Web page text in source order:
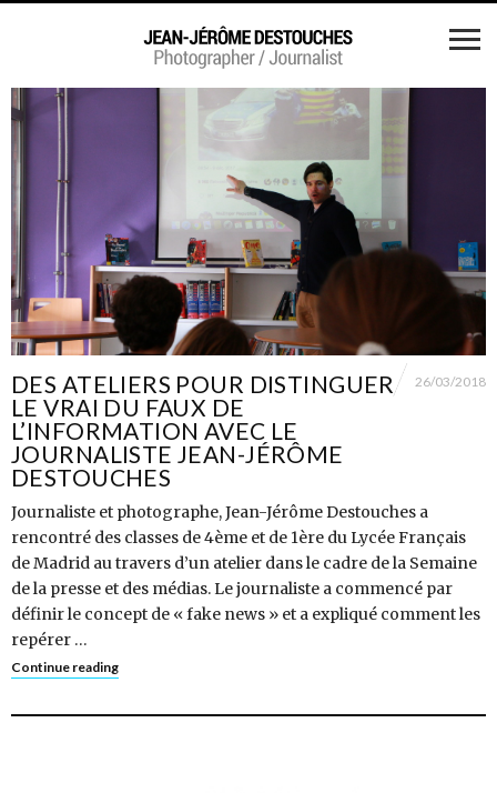
DES ATELIERS POUR DISTINGUER
LE VRAI DU FAUX DE
L’INFORMATION AVEC LE
JOURNALISTE JEAN-JÉRÔME
DESTOUCHES
26/03/2018
Journaliste et photographe, Jean-Jérôme Destouches a
rencontré des classes de 4ème et de 1ère du Lycée Français
de Madrid au travers d’un atelier dans le cadre de la Semaine
de la presse et des médias. Le journaliste a commencé par
définir le concept de « fake news » et a expliqué comment les
repérer …
Continue reading